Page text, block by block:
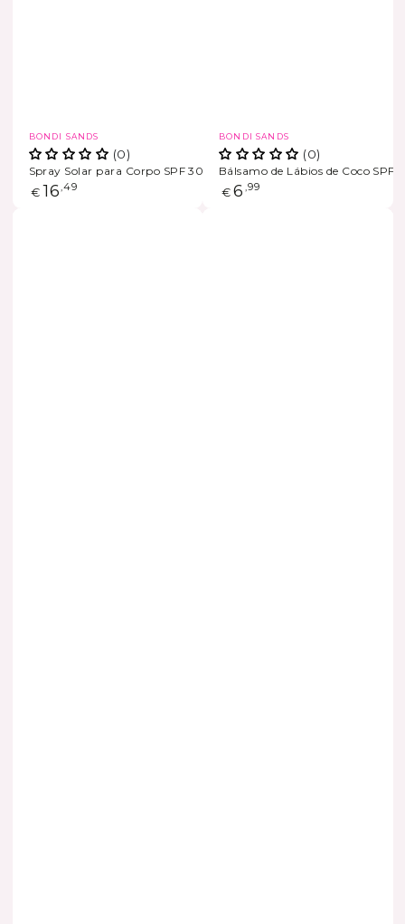
Marca
BONDI SANDS
(0)
Spray Solar para Corpo SPF 30
Preço
€ 16,49
Marca
BONDI SANDS
(0)
Bálsamo de Lábios de Coco SPF
Preço
€ 6 ,99
ESGOTADO